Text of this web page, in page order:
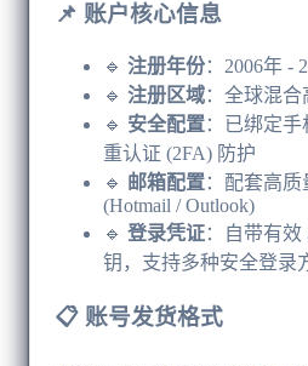
📌 账户核心信息
🔹 ​ 注册年份：2006年 -
🔹 ​ 注册区域：全球混合
🔹 ​ 安全配置：已绑定
重认证 (2FA) 防护
🔹 ​ 邮箱配置：配套高质
(Hotmail / Outlook)
🔹 ​ 登录凭证​：自带有效
钥，支持多种安全登录
📋 账号发货格式